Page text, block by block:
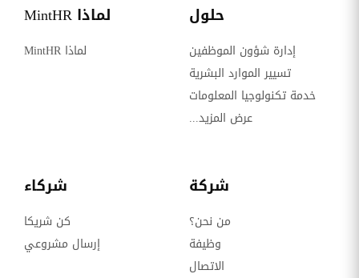
حلول
إدارة شؤون الموظفين
تسيير الموارد البشرية
خدمة تكنولوجيا المعلومات
عرض المزيد...
لماذا MintHR
لماذا MintHR
شركة
من نحن؟
وظيفة
الاتصال
شركاء
كن شريكا
إرسال مشروعي